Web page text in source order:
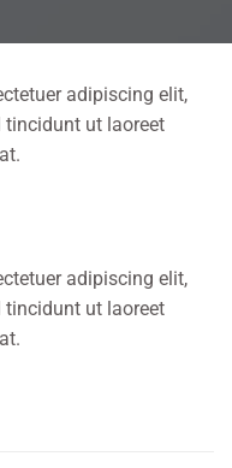
adipiscing elit,
ut laoreet
adipiscing elit,
ut laoreet